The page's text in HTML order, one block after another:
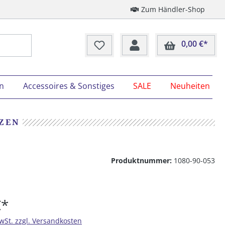
Zum Händler-Shop
0,00 €*
Accessoires & Sonstiges SALE Neuheiten
Produktnummer: 1080-90-053
zzgl. Versandkosten